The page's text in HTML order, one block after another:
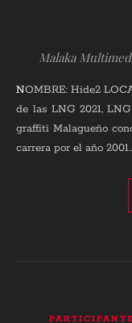
Malaka
NOMBRE: Hide2 LOCALIDAD: Málaga BIOGRAFIA: Participante
de las LNG 2021,
graffiti Malagueño
carrera por el año